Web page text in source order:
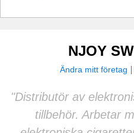
NJOY
Ändra mitt företag
"Distributör av
tillbehör. Arbetar